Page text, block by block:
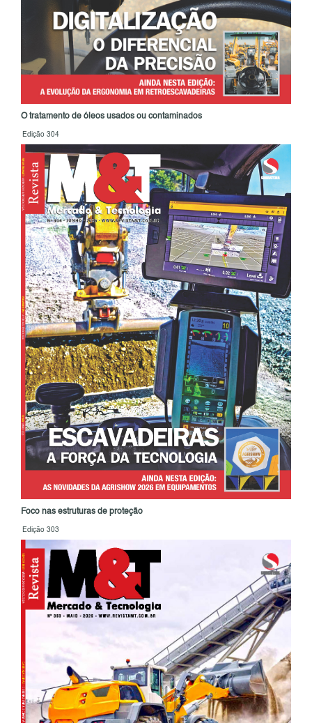
O tratamento de óleos usados ou contaminados
Edição 304
Foco nas estruturas de proteção
Edição 303